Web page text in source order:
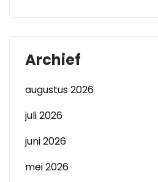
Archief
augustus 2026
juli 2026
juni 2026
mei 2026